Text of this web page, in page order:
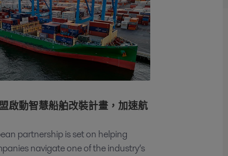
啟動智慧船舶改裝計畫，加速航
partnership is set on helping
navigate one of the industry’s